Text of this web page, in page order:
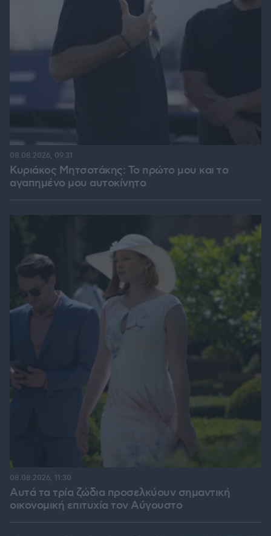
Κυριάκος Μητσοτάκης: Το πρώτο μου και το
αγαπημένο μου αυτοκίνητο
08.08.2026, 09:31
Αυτά τα τρία ζώδια προσελκύουν σημαντική
οικονομική επιτυχία τον Αύγουστο
08.08.2026, 11:30